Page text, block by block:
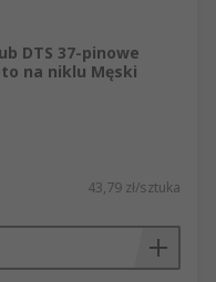
DTS 37-pinowe
na niklu Męski
43,79 zł/sztuka